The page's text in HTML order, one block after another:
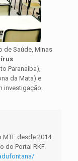
de Saúde, Minas
Paranaíba),
da Mata) e
investigação.
desde 2014
do Portal RKF.